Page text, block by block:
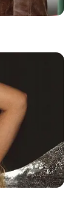
ΜΑΧΗ...
ΚΑΝΕΙ
ΜΕΣΩ